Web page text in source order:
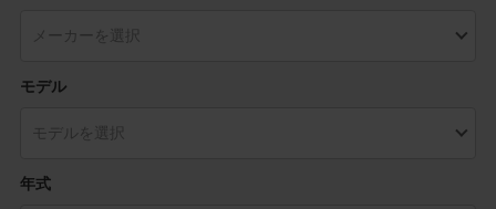
モデル
年式